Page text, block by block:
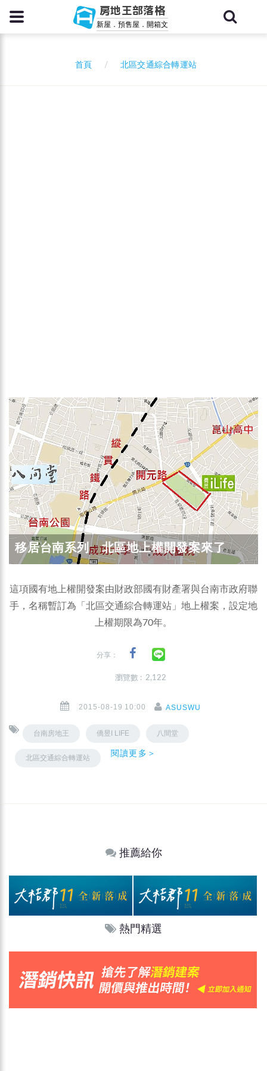
房地王部落格
新屋．預售屋．開箱文
首頁 北區交通綜合轉運站
移居台南系列 北區地上權開發案來了
這項國有地上權開發案由財政部國有財產署與台南市政府聯
手，名稱暫訂為「北區交通綜合轉運站」地上權案，設定地
上權期限為70年。
分享：
瀏覽數 : 2,122
2015-08-19 10:00 ASUSWU
台南房地王 僑昱I LIFE 八間堂
北區交通綜合轉運站 閱讀更多＞
推薦給你
熱門精選